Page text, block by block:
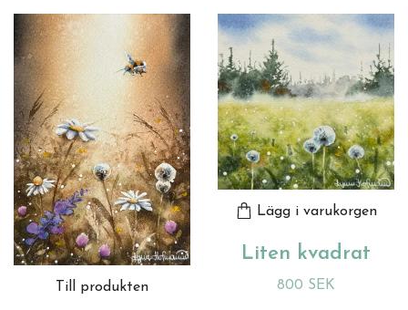
Till produkten
Lägg i varukorgen
Liten kvadrat
800 SEK